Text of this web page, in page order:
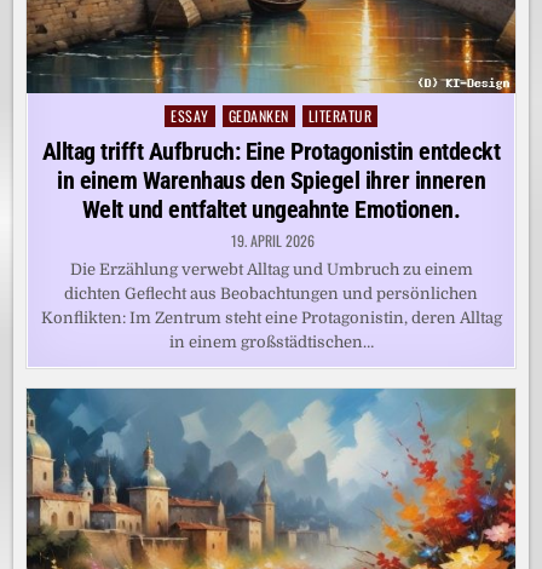
Posted
in
ESSAY GEDANKEN LITERATUR
Alltag trifft Aufbruch: Eine Protagonistin entdeckt
in einem Warenhaus den Spiegel ihrer inneren
Welt und entfaltet ungeahnte Emotionen.
19. APRIL 2026
Die Erzählung verwebt Alltag und Umbruch zu einem
dichten Geflecht aus Beobachtungen und persönlichen
Konflikten: Im Zentrum steht eine Protagonistin, deren Alltag
in einem großstädtischen…